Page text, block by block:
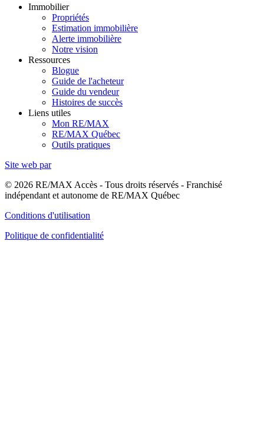
Immobilier
Propriétés
Estimation immobilière
Alerte immobilière
Notre vision
Ressources
Blogue
Guide de l'acheteur
Guide du vendeur
Histoires de succès
Liens utiles
Mon RE/MAX
RE/MAX Québec
Outils pratiques
Site web par
© 2026 RE/MAX Accès - Tous droits réservés - Franchisé
indépendant et autonome de RE/MAX Québec
Conditions d'utilisation
Politique de confidentialité